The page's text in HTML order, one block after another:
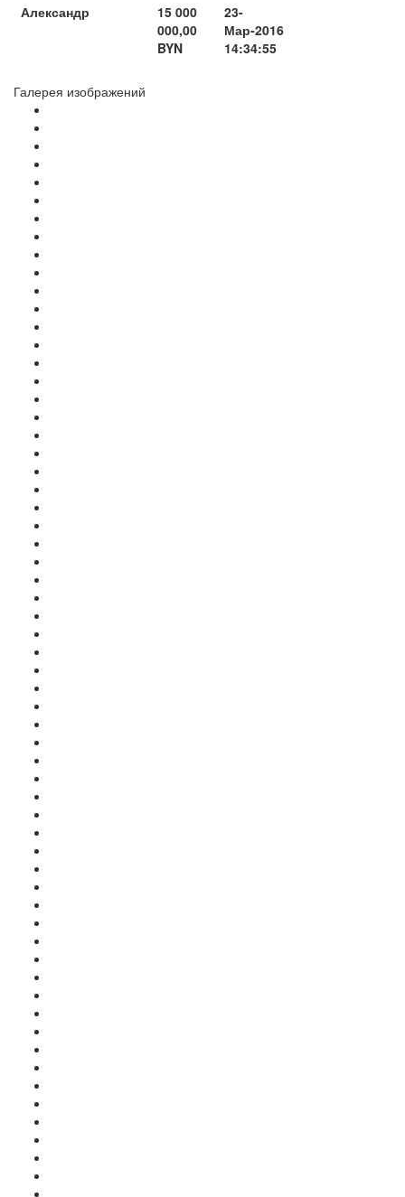
Александр
15 000
000,00
BYN
23-
Мар-2016
14:34:55
Галерея изображений